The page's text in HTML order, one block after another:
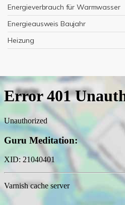
Energieverbrauch für Warmwasser
Energieausweis Baujahr
Heizung